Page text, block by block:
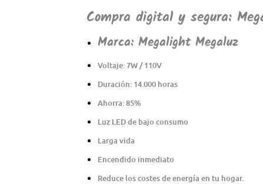
Compra digital y segura:
Marca: Megalight Megaluz
Voltaje: 7W / 110V
Duración: 14.000 horas
Ahorra: 85%
Luz LED de bajo consumo
Larga vida
Encendido inmediato
Reduce los costes de energía en tu hogar.